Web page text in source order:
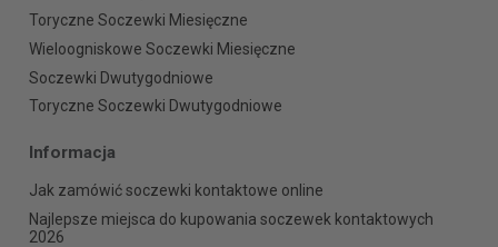
Toryczne Soczewki Miesięczne
Wieloogniskowe Soczewki Miesięczne
Soczewki Dwutygodniowe
Toryczne Soczewki Dwutygodniowe
Informacja
Jak zamówić soczewki kontaktowe online
Najlepsze miejsca do kupowania soczewek kontaktowych
2026